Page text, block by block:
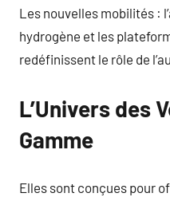
Les nouvelles mobilités :
hydrogène et les
redéfinissent le rôle de
L’Univers des
Gamme
Elles sont conçues pour